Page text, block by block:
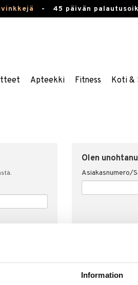
Information
- 45 päivän
Apteekki Fitness Koti &
Olen
Asiakasnumero/